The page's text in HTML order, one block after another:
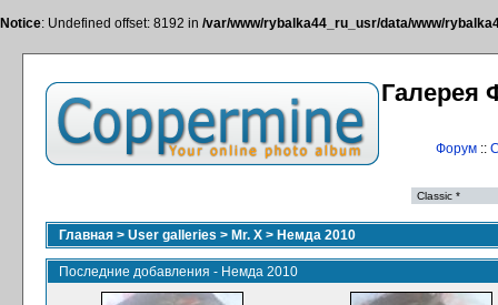
Notice: Undefined offset: 8192 in /var/www/rybalka44_ru_usr/data/www/
Галерея
Форум::
Главная > User galleries > Mr. X > Немда 2010
Последние добавления - Немда 2010